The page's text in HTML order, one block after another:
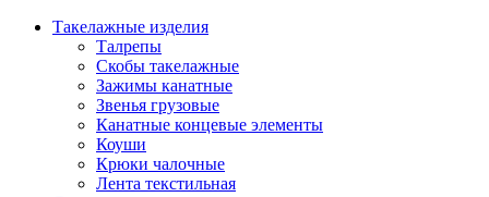
Такелажные изделия
Талрепы
Скобы такелажные
Зажимы канатные
Звенья грузовые
Канатные концевые элементы
Коуши
Крюки чалочные
Лента текстильная